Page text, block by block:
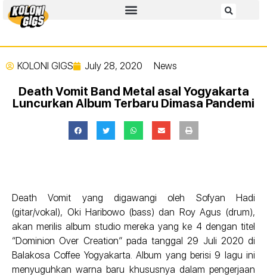
KOLONI GIGS July 28, 2020 News
Death Vomit Band Metal asal Yogyakarta
Luncurkan Album Terbaru Dimasa Pandemi
Death Vomit yang digawangi oleh Sofyan Hadi
(gitar/vokal), Oki Haribowo (bass) dan Roy Agus (drum),
akan merilis album studio mereka yang ke 4 dengan titel
“Dominion Over Creation” pada tanggal 29 Juli 2020 di
Balakosa Coffee Yogyakarta. Album yang berisi 9 lagu ini
menyuguhkan warna baru khususnya dalam pengerjaan